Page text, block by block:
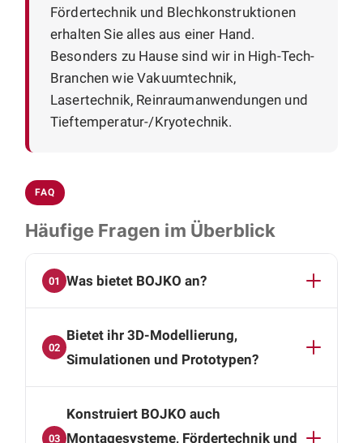
Fördertechnik und Blechkonstruktionen
erhalten Sie alles aus einer Hand.
Besonders zu Hause sind wir in High-Tech-
Branchen wie Vakuumtechnik,
Lasertechnik, Reinraumanwendungen und
Tieftemperatur-/Kryotechnik.
FAQ
Häufige Fragen im Überblick
01 Was bietet BOJKO an?
fertigen Produkt: CAD-Konstruktion und 3D-
Modellierung, Simulationen und Prototypen,
Blechkonstruktionen für Gehäuse und
Abdeckungen.
02
Bietet ihr 3D-Modellierung,
Simulationen und Prototypen?
entstehen präzise digitale 3D-Modelle,
Simulationen und Prototypen. Damit prüfen wir
03
Konstruiert BOJKO auch
Montagesysteme, Fördertechnik und